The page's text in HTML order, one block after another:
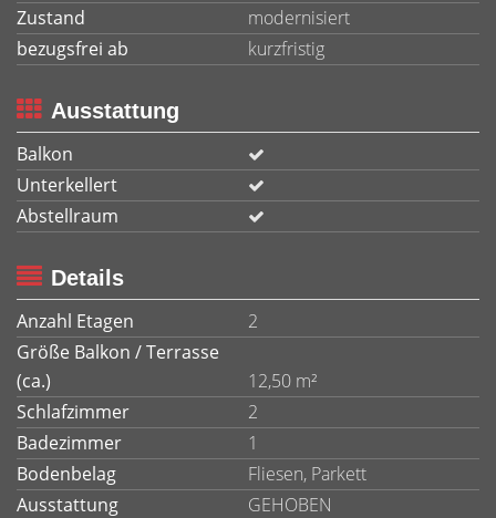
Zustand
modernisiert
bezugsfrei ab
kurzfristig
Ausstattung
Balkon
Unterkellert
Abstellraum
Details
Anzahl Etagen
2
Größe Balkon / Terrasse
(ca.)
12,50 m²
Schlafzimmer
2
Badezimmer
1
Bodenbelag
Fliesen, Parkett
Ausstattung
GEHOBEN